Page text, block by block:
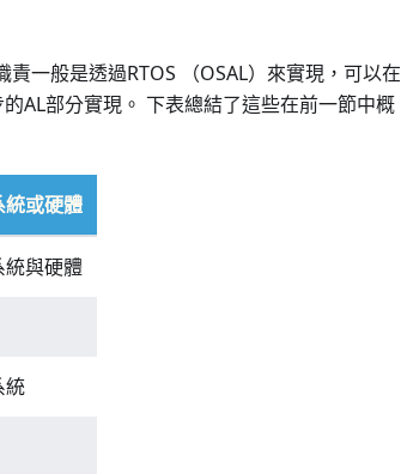
一般是透過RTOS （OSAL）來實現，可以在
AL部分實現。 下表總結了這些在前一節中概
統或硬體
統與硬體
統